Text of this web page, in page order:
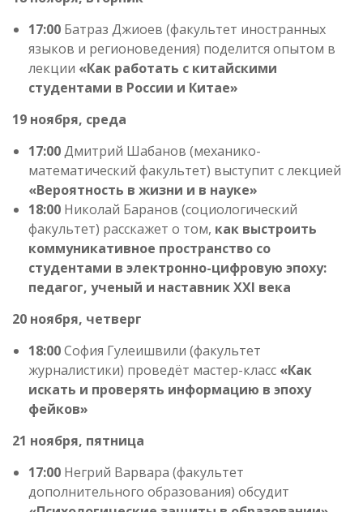
17:00 Батраз Джиоев (факультет иностранных
языков и регионоведения) поделится опытом в
лекции «Как работать с китайскими
студентами в России и Китае»
19 ноября, среда
17:00Дмитрий Шабанов (механико-
математический факультет) выступит с лекцией
«Вероятность в жизни и в науке»
18:00 Николай Баранов (социологический
факультет) расскажет о том, как выстроить
коммуникативное пространство со
студентами в электронно-цифровую эпоху:
педагог, ученый и наставник XXI века
20 ноября, четверг
18:00София Гулеишвили (факультет
журналистики) проведёт мастер-класс «Как
искать и проверять информацию в эпоху
фейков»
21 ноября, пятница
17:00 Негрий Варвара (факультет
дополнительного образования) обсудит